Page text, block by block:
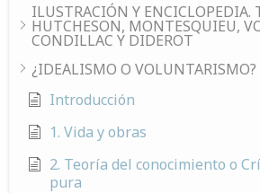
ILUSTRACIÓN Y ENCICLOPEDIA.
HUTCHESON, MONTESQUIEU,
CONDILLAC Y DIDEROT
¿IDEALISMO O
Introducción
1. Vida y obras
2. Teoría del conocimiento o
pura